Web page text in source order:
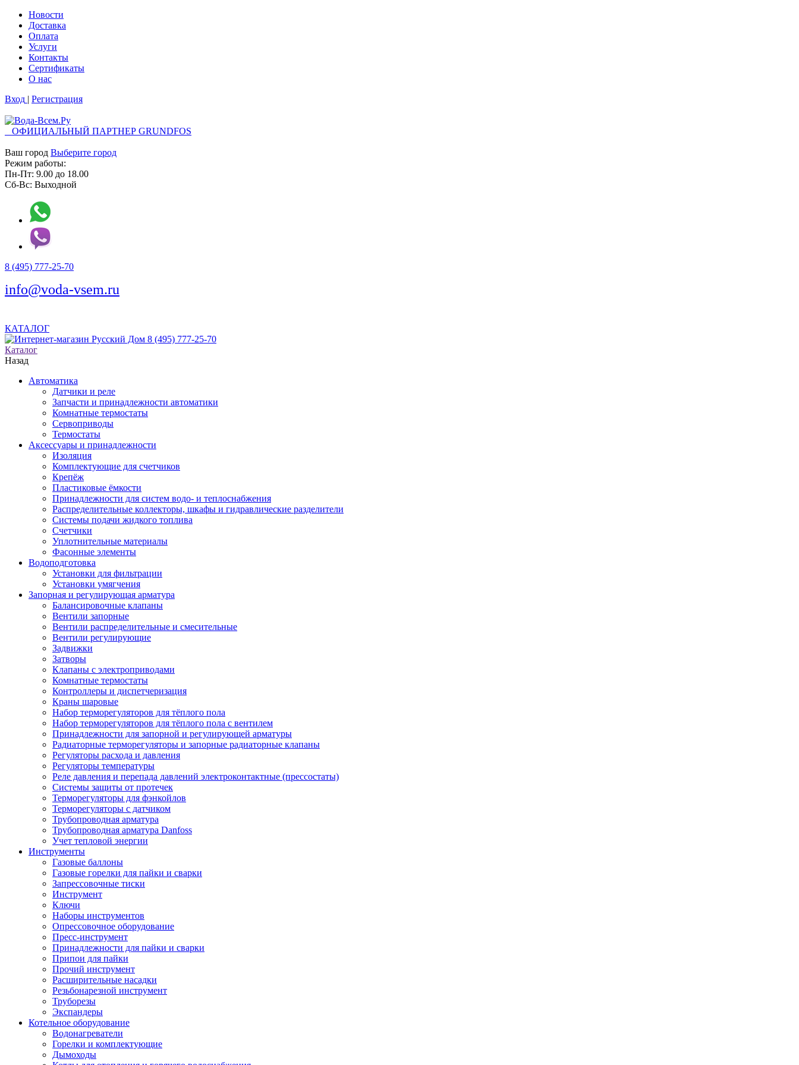
Новости
Доставка
Оплата
Услуги
Контакты
Cертификаты
О нас
Вход | Регистрация
ОФИЦИАЛЬНЫЙ ПАРТНЕР GRUNDFOS
Ваш город Выберите город
Режим работы:
Пн-Пт: 9.00 до 18.00
Сб-Вс: Выходной
8 (495) 777-25-70
info@voda-vsem.ru
КАТАЛОГ
8 (495) 777-25-70
Каталог
Назад
Автоматика
Датчики и реле
Запчасти и принадлежности автоматики
Комнатные термостаты
Сервоприводы
Термостаты
Аксессуары и принадлежности
Изоляция
Комплектующие для счетчиков
Крепёж
Пластиковые ёмкости
Принадлежности для систем водо- и теплоснабжения
Распределительные коллекторы, шкафы и гидравлические разделители
Системы подачи жидкого топлива
Счетчики
Уплотнительные материалы
Фасонные элементы
Водоподготовка
Установки для фильтрации
Установки умягчения
Запорная и регулирующая арматура
Балансировочные клапаны
Вентили запорные
Вентили распределительные и смесительные
Вентили регулирующие
Задвижки
Затворы
Клапаны с электроприводами
Комнатные термостаты
Контроллеры и диспетчеризация
Краны шаровые
Набор терморегуляторов для тёплого пола
Набор терморегуляторов для тёплого пола с вентилем
Принадлежности для запорной и регулирующей арматуры
Радиаторные терморегуляторы и запорные радиаторные клапаны
Регуляторы расхода и давления
Регуляторы температуры
Реле давления и перепада давлений электроконтактные (прессостаты)
Системы защиты от протечек
Терморегуляторы для фэнкойлов
Терморегуляторы с датчиком
Трубопроводная арматура
Трубопроводная арматура Danfoss
Учет тепловой энергии
Инструменты
Газовые баллоны
Газовые горелки для пайки и сварки
Запрессовочные тиски
Инструмент
Ключи
Наборы инструментов
Опрессовочное оборудование
Пресс-инструмент
Принадлежности для пайки и сварки
Припои для пайки
Прочий инструмент
Расширительные насадки
Резьбонарезной инструмент
Труборезы
Экспандеры
Котельное оборудование
Водонагреватели
Горелки и комплектующие
Дымоходы